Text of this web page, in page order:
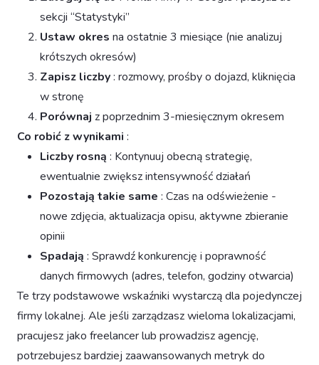
sekcji “Statystyki”
Ustaw okres na ostatnie 3 miesiące (nie analizuj
krótszych okresów)
Zapisz liczby: rozmowy, prośby o dojazd, kliknięcia
w stronę
Porównaj z poprzednim 3-miesięcznym okresem
Co robić z wynikami :
Liczby rosną : Kontynuuj obecną strategię,
ewentualnie zwiększ intensywność działań
Pozostają takie same : Czas na odświeżenie -
nowe zdjęcia, aktualizacja opisu, aktywne zbieranie
opinii
Spadają : Sprawdź konkurencję i poprawność
danych firmowych (adres, telefon, godziny otwarcia)
Te trzy podstawowe wskaźniki wystarczą dla pojedynczej
firmy lokalnej. Ale jeśli zarządzasz wieloma lokalizacjami,
pracujesz jako freelancer lub prowadzisz agencję,
potrzebujesz bardziej zaawansowanych metryk do